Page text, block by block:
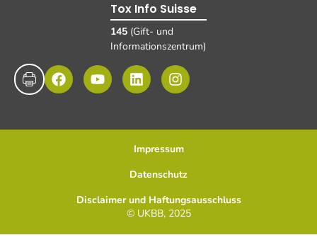
Tox Info Suisse
145 (Gift- und
Informationszentrum)
© UKBB, 2025
Impressum
Datenschutz
Disclaimer und Haftungsausschluss